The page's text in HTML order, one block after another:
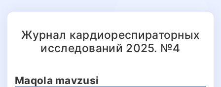
Журнал кардиореспираторных
исследований 2025. №4
Maqola mavzusi